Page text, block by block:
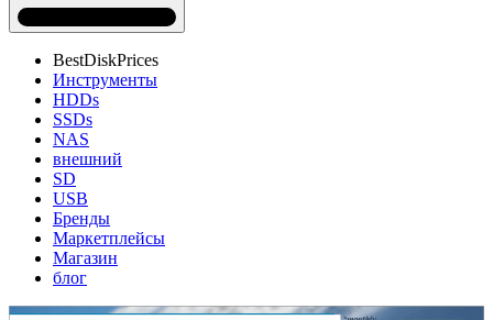
BestDiskPrices
Инструменты
HDDs
SSDs
NAS
внешний
SD
USB
Бренды
Маркетплейсы
Магазин
блог